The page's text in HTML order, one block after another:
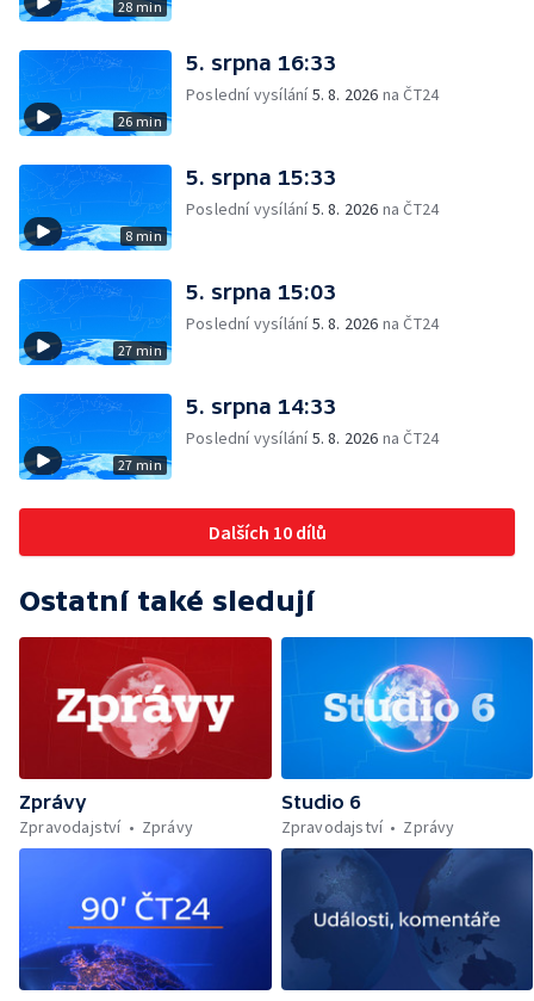
28 min
26 min
5. srpna 16:33
Poslední vysílání5. 8. 2026 na ČT24
8 min
5. srpna 15:33
Poslední vysílání5. 8. 2026 na ČT24
27 min
5. srpna 15:03
Poslední vysílání5. 8. 2026 na ČT24
27 min
5. srpna 14:33
Poslední vysílání5. 8. 2026 na ČT24
Dalších 10 dílů
Ostatní také sledují
Zprávy
Zpravodajství
Zprávy
Studio 6
Zpravodajství
Zprávy